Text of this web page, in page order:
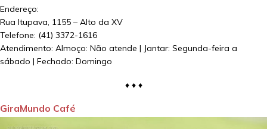
Endereço:
Rua Itupava, 1155 – Alto da XV
Telefone: (41) 3372-1616
Atendimento: Almoço: Não atende | Jantar: Segunda-feira a
sábado | Fechado: Domingo
♦ ♦ ♦
GiraMundo Café